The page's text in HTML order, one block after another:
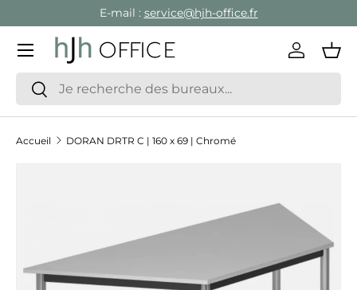
Aller au contenu
E-mail : service@hjh-office.fr
Recherche
Rechercher
Se
Menu
Accueil DORAN DRTR C | 160 x 69 | Chromé